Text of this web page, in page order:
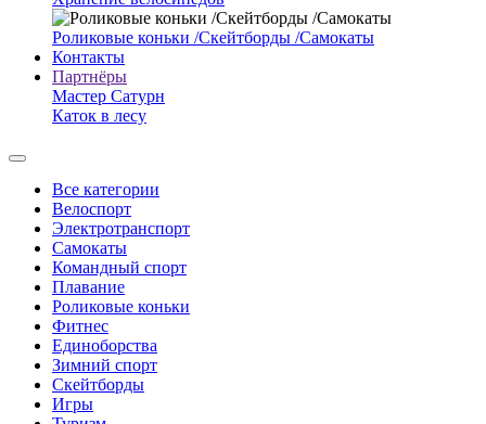
Роликовые коньки /Скейтборды /Самокаты
Контакты
Партнёры
Мастер Сатурн
Каток в лесу
Все категории
Велоспорт
Электротранспорт
Самокаты
Командный спорт
Плавание
Роликовые коньки
Фитнес
Единоборства
Зимний спорт
Скейтборды
Игры